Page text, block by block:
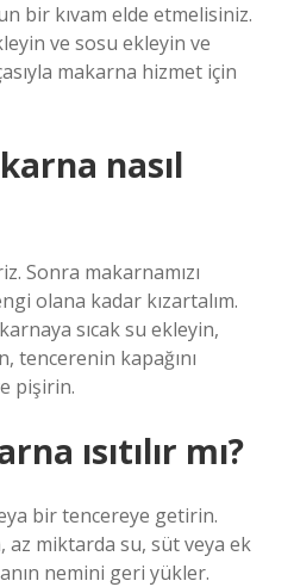
bir kıvam elde etmelisiniz.
ve sosu ekleyin ve
makarna hizmet için
nasıl
Sonra makarnamızı
olana kadar kızartalım.
sıcak su ekleyin,
tencerenin kapağını
pişirin.
ısıtılır mı?
bir tencereye getirin.
miktarda su, süt veya ek
nemini geri yükler.